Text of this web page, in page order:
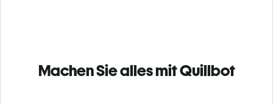
Machen Sie alles mit Quillbot